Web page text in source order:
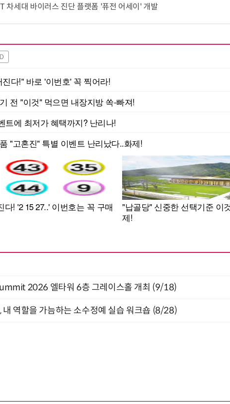
차세대 바이러스 진단 플랫폼 '퓨전 어세이' 개발
2026 엘타워 6층 그레이스홀 개최 (9/18)
내 역할을 가늠하는 소수정예 실습 워크숍 (8/28)